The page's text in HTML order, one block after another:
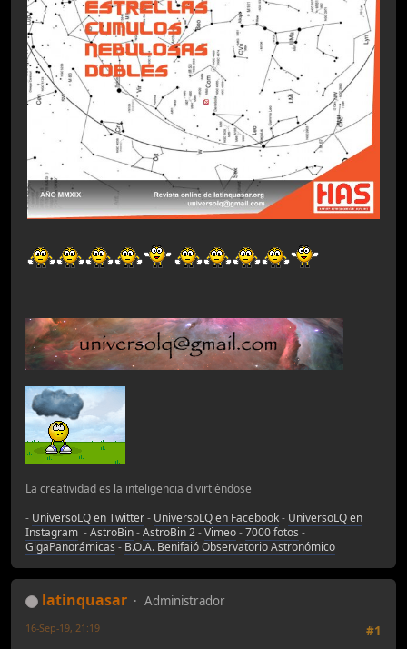
La creatividad es la inteligencia divirtiéndose
- UniversoLQ en Twitter- UniversoLQ en Facebook- UniversoLQ en
Instagram -AstroBin-AstroBin 2-Vimeo-7000 fotos -
GigaPanorámicas - B.O.A. Benifaió Observatorio Astronómico
latinquasar
Administrador
#1
16-Sep-19, 21:19